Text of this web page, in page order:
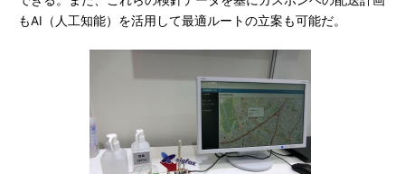
もAI（人工知能）を活用して最適ルートの立案も可能だ。